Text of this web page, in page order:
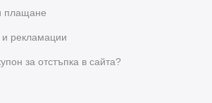
плащане
рекламации
за отстъпка в сайта?